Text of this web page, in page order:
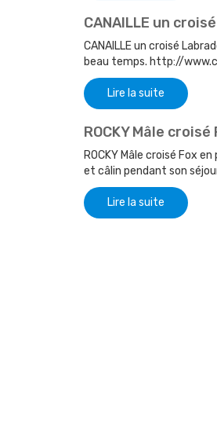
CANAILLE un
CANAILLE un croisé
beau temps. http://
Lire la suite
ROCKY Mâle croisé
ROCKY Mâle croisé Fox
et câlin pendant son
Lire la suite